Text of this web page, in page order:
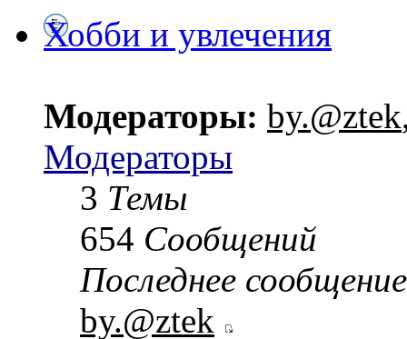
Хобби и увлечения
Модераторы: by.@ztek
Модераторы
3 Темы
654 Сообщений
Последнее сообщение
by.@ztek